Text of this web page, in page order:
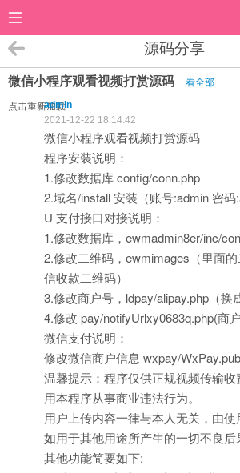
源码分享
微信小程序观看视频打赏源码 看全部
点击重新加载
admin
2021-12-22 18:14:42
微信小程序观看视频打赏源码
程序安装说明：
1.修改数据库 config/conn.php
2.域名/install 安装（账号:admin 密码
U 支付接口对接说明：
1.修改数据库，ewmadmin8er/inc/
2.修改二维码，ewmimages（里面
信收款二维码）
3.修改商户号，ldpay/alipay.php（换
4.修改 pay/notifyUrlxy0683q.php(商
微信支付说明：
修改微信商户信息 wxpay/
温馨提示：程序仅供正规视频传输
用本程序从事商业违法行为。
用户上传内容一律与本人无关，由使
如用于其他用途所产生的一切不良后
其他功能简要如下: